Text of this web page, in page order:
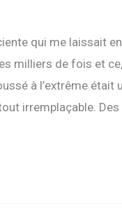
qui me laissait
milliers de fois et
à l’extrême était
irremplaçable. Des